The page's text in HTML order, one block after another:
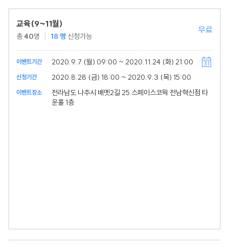
교육(9~11월)
총40명 18 명 신청가능
무료
이벤트기간 2020.9.7 (월) 09:00 ~ 2020.11.24 (화) 21:00
신청기간 2020.8.28 (금) 18:00 ~ 2020.9.3 (목) 15:00
이벤트장소
전라남도 나주시 배멧2길 25 스페이스코웍 전남혁신점 타
운홀 1층